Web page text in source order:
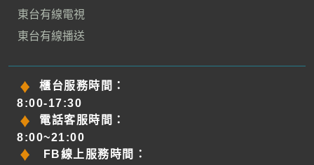
東台有線電視
東台有線播送
櫃台服務時間：
8:00-17:30
電話客服時間：
8:00~21:00
FB線上服務時間：